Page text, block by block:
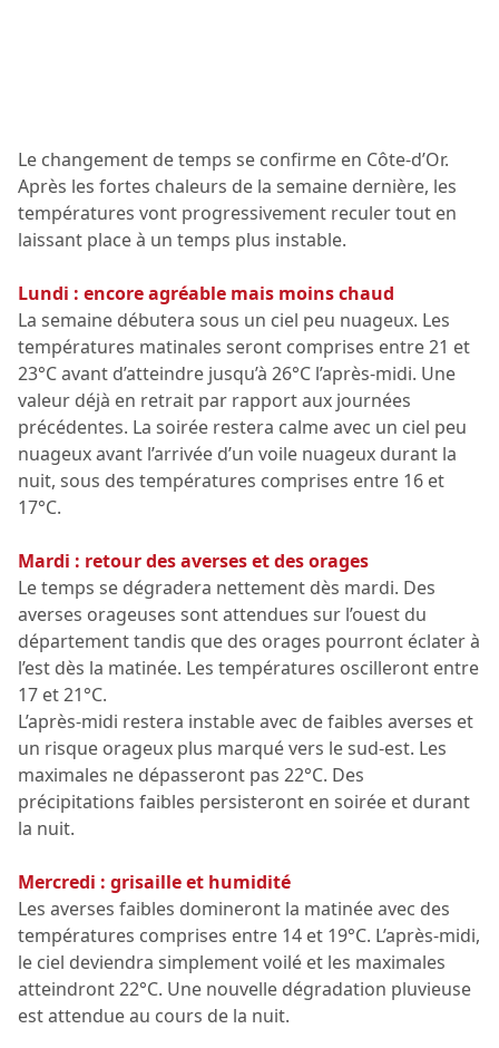
Le changement de temps se confirme en Côte-d’Or.
Après les fortes chaleurs de la semaine dernière, les
températures vont progressivement reculer tout en
laissant place à un temps plus instable.
Lundi : encore agréable mais moins chaud
La semaine débutera sous un ciel peu nuageux. Les
températures matinales seront comprises entre 21 et
23°C avant d’atteindre jusqu’à 26°C l’après-midi. Une
valeur déjà en retrait par rapport aux journées
précédentes. La soirée restera calme avec un ciel peu
nuageux avant l’arrivée d’un voile nuageux durant la
nuit, sous des températures comprises entre 16 et
17°C.
Mardi : retour des averses et des orages
Le temps se dégradera nettement dès mardi. Des
averses orageuses sont attendues sur l’ouest du
département tandis que des orages pourront éclater à
l’est dès la matinée. Les températures oscilleront entre
17 et 21°C.
L’après-midi restera instable avec de faibles averses et
un risque orageux plus marqué vers le sud-est. Les
maximales ne dépasseront pas 22°C. Des
précipitations faibles persisteront en soirée et durant
la nuit.
Mercredi : grisaille et humidité
Les averses faibles domineront la matinée avec des
températures comprises entre 14 et 19°C. L’après-midi,
le ciel deviendra simplement voilé et les maximales
atteindront 22°C. Une nouvelle dégradation pluvieuse
est attendue au cours de la nuit.